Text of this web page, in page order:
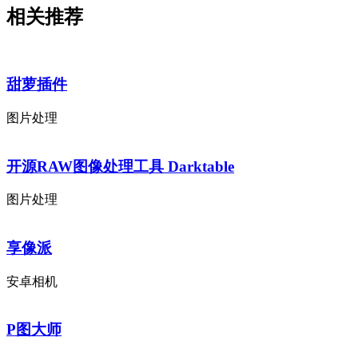
相关推荐
甜萝插件
图片处理
开源RAW图像处理工具 Darktable
图片处理
享像派
安卓相机
P图大师